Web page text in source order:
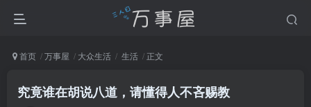
首页 万事屋 大众生活 生活 正文
究竟谁在胡说八道，请懂得人不吝赐教